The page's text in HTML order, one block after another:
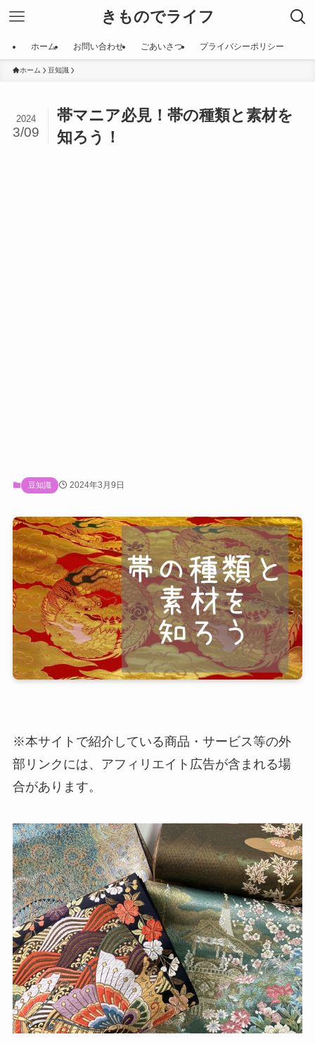
きものでライフ
ホーム お問い合わせ ごあいさつ プライバシーポリシー
ホーム 豆知識
帯マニア必見！帯の種類と素材を
知ろう！
2024
3/09
豆知識 2024年3月9日
※本サイトで紹介している商品・サービス等の外
部リンクには、アフィリエイト広告が含まれる場
合があります。